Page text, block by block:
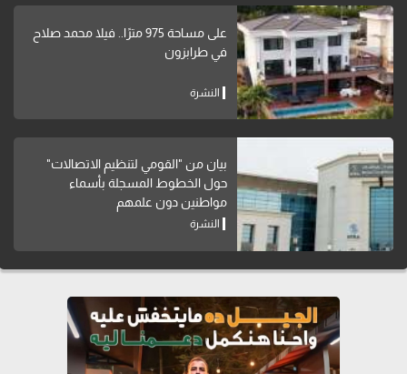
على مساحة 975 مترًا.. فيلا محمد صلاح
في طرابزون
النشرة
بيان من "القومي لتنظيم الاتصالات"
حول الخطوط المسجلة بأسماء
مواطنين دون علمهم
النشرة